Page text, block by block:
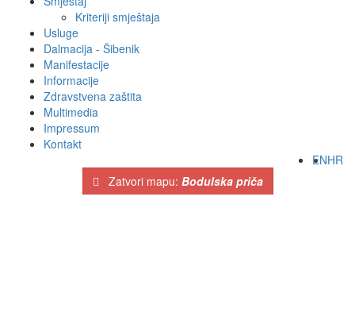
Kriteriji smještaja
Usluge
Dalmacija - Šibenik
Manifestacije
Informacije
Zdravstvena zaštita
Multimedia
Impressum
Kontakt
HR
EN
Zatvori mapu: Bodulska priča